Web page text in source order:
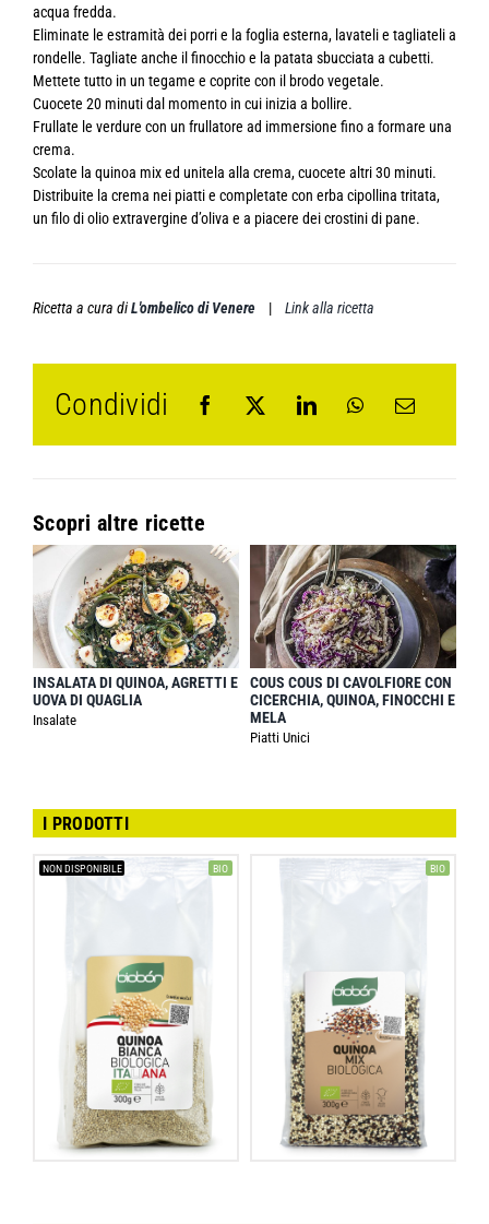
acqua fredda.
Eliminate le estramità dei porri e la foglia esterna, lavateli e tagliateli a
rondelle. Tagliate anche il finocchio e la patata sbucciata a cubetti.
Mettete tutto in un tegame e coprite con il brodo vegetale.
Cuocete 20 minuti dal momento in cui inizia a bollire.
Frullate le verdure con un frullatore ad immersione fino a formare una
crema.
Scolate la quinoa mix ed unitela alla crema, cuocete altri 30 minuti.
Distribuite la crema nei piatti e completate con erba cipollina tritata,
un filo di olio extravergine d’oliva e a piacere dei crostini di pane.
Ricetta a cura diL'ombelico di Venere | Link alla ricetta
Condividi
Scopri altre ricette
INSALATA DI QUINOA, AGRETTI E
UOVA DI QUAGLIA
Insalate
COUS COUS DI CAVOLFIORE CON
CICERCHIA, QUINOA, FINOCCHI E
MELA
Piatti Unici
I PRODOTTI
NON DISPONIBILE BIO BIO